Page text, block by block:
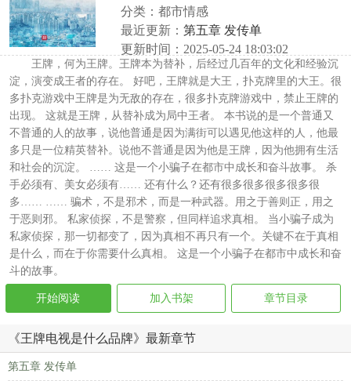
分类：都市情感
最近更新： 第五章 发传单
更新时间：2025-05-24 18:03:02
王牌，何为王牌。王牌本为替补，后经过几百年的文化和经验沉
淀，演变成王者的存在。 好吧，王牌就是大王，扑克牌里的大王。很
多扑克游戏中王牌是为无敌的存在，很多扑克牌游戏中，禁止王牌的
出现。 这就是王牌，从替补成为局中王者。 本书说的是一个普通又
不普通的人的故事，说他普通是因为满街可以遇见他这样的人，他最
多只是一位精英替补。说他不普通是因为他是王牌，因为他拥有生活
和社会的沉淀。 …… 这是一个小骗子在都市中成长和奋斗故事。 杀
手必须有、美女必须有…… 还有什么？还有很多很多很多很多很
多…… …… 骗术，不是邪术，而是一种武器。用之于善则正，用之
于恶则邪。 私家侦探，不是警察，但同样追求真相。 当小骗子成为
私家侦探，那一切都变了，因为真相不再只有一个。关键不在于真相
是什么，而在于你需要什么真相。 这是一个小骗子在都市中成长和奋
斗的故事。
开始阅读 加入书架 章节目录
《王牌电视是什么品牌》最新章节
第五章 发传单